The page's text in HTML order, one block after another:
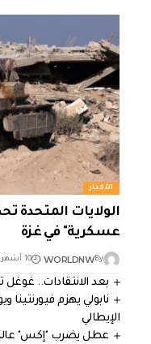
الأخبار
الولايات المتحدة
عسكرية" في غزة
By
WORLDNW 10 أشهر ago
بعد الانتقادات.. غوغل
نابولي يهزم
الإيطالي
عطل يضرب "إكس"